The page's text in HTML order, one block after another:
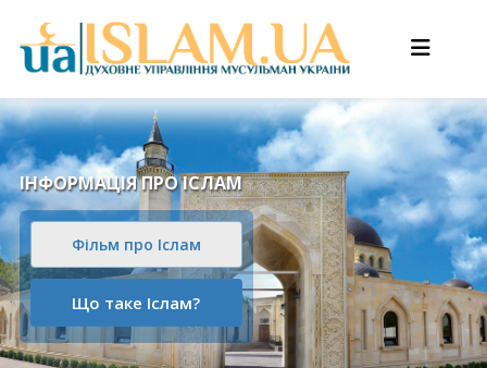
ІНФОРМАЦІЯ ПРО ІСЛАМ
Фільм про Іслам
Що таке Іслам?